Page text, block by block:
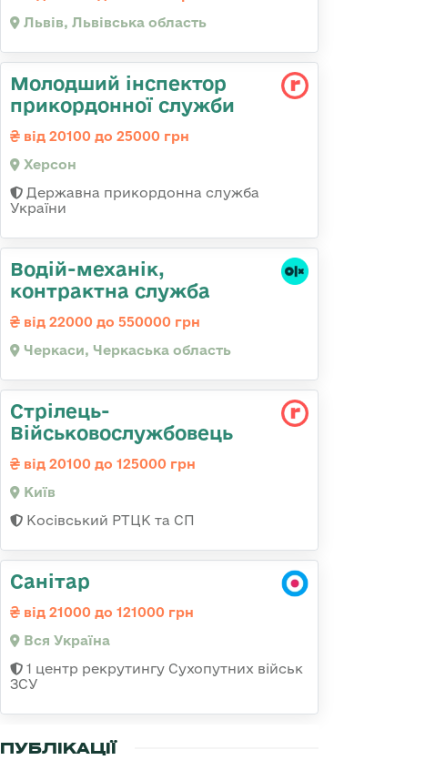
Львів, Львівська область
Молодший інспектор
прикордонної служби
від 20100 до 25000 грн
Херсон
Державна прикордонна служба
України
Водій-механік,
контрактна служба
від 22000 до 550000 грн
Черкаси, Черкаська область
Стрілець-
Військовослужбовець
від 20100 до 125000 грн
Київ
Косівський РТЦК та СП
Санітар
від 21000 до 121000 грн
Вся Україна
1 центр рекрутингу Сухопутних військ
ЗСУ
ПУБЛІКАЦІЇ